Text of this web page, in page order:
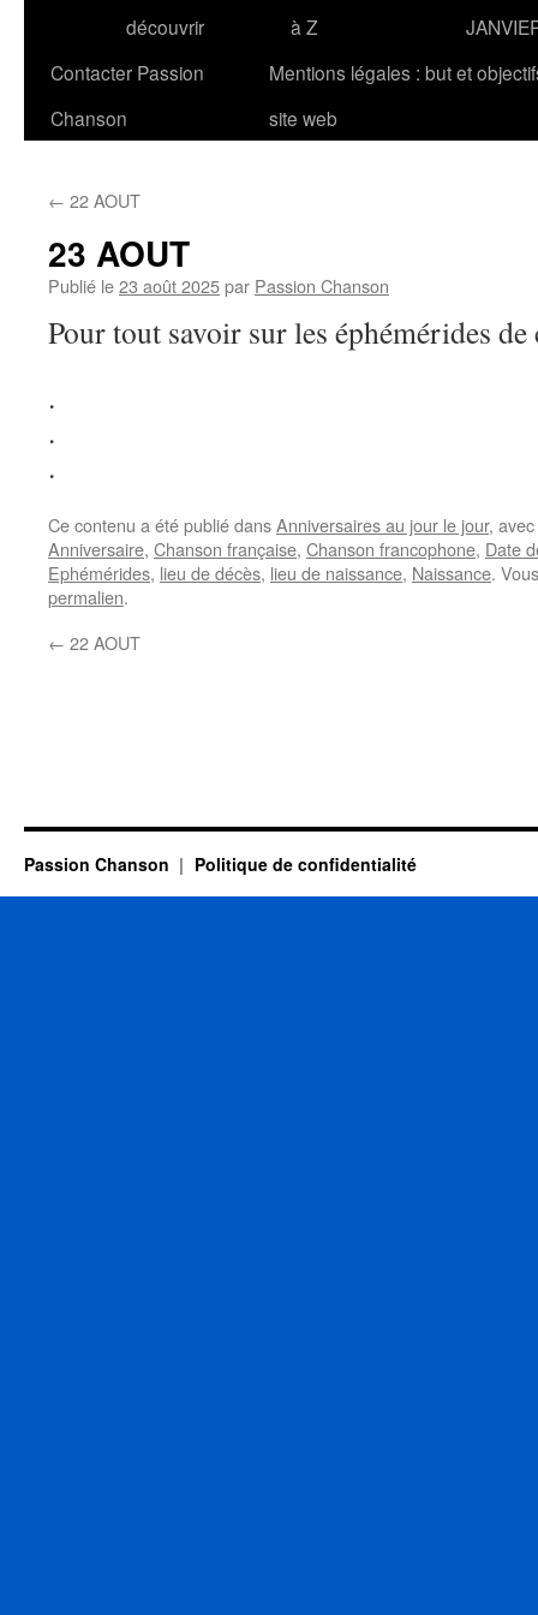
découvrir
à Z
Contacter Passion
Chanson
Mentions légales : but et
site web
← 22 AOUT
23 AOUT
Publié le23 août 2025par Passion Chanson
Pour tout savoir sur les éphémérides
.
.
.
Ce contenu a été publié dansAnniversaires au jour le jour,
Anniversaire, Chanson française, Chanson francophone, Date
Ephémérides, lieu de décès, lieu de naissance, Naissance.
permalien.
← 22 AOUT
Passion Chanson Politique de confidentialité